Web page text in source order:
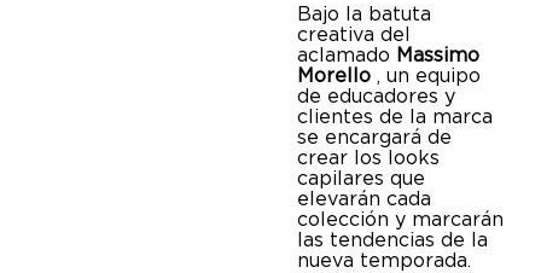
Bajo la batuta
creativa del
aclamado Massimo
Morello , un equipo
de educadores y
clientes de la marca
se encargará de
crear los looks
capilares que
elevarán cada
colección y marcarán
las tendencias de la
nueva temporada.